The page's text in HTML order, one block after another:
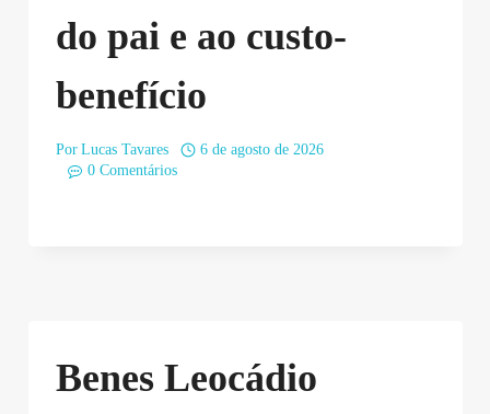
do pai e ao custo-
benefício
Por Lucas Tavares
6 de agosto de 2026
0 Comentários
Benes Leocádio